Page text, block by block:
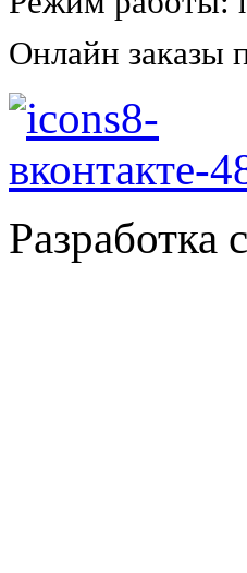
Онлайн заказы
Разработка